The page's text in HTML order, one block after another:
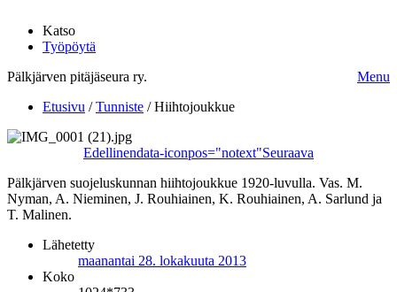
Katso
Työpöytä
Pälkjärven pitäjäseura ry.
Menu
Etusivu /Tunniste /Hiihtojoukkue
Edellinendata-iconpos="notext"Seuraava
Pälkjärven suojeluskunnan hiihtojoukkue 1920-luvulla. Vas. M.
Nyman, A. Nieminen, J. Rouhiainen, K. Rouhiainen, A. Sarlund ja
T. Malinen.
Lähetetty
maanantai 28. lokakuuta 2013
Koko